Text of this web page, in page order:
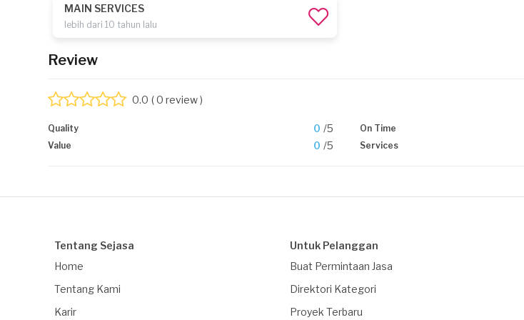
MAIN SERVICES
lebih dari 10 tahun lalu
Review
0.0 ( 0 review )
Quality 0 /5 On Time
Value 0 /5 Services
Tentang Sejasa
Home
Tentang Kami
Karir
Untuk Pelanggan
Buat Permintaan Jasa
Direktori Kategori
Proyek Terbaru